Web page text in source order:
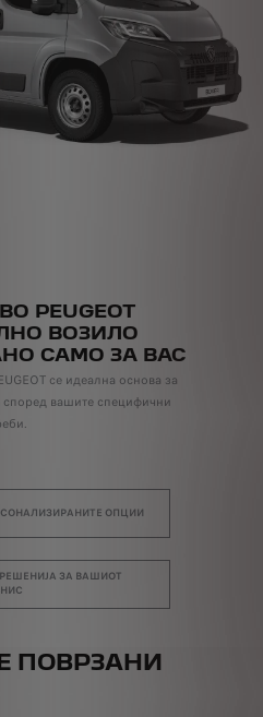
PEUGEOT
ВОЗИЛО
САМО ЗА ВАС
се идеална основа за
вашите специфични
ОПЦИИ
ЗА ВАШИОТ
ПОВРЗАНИ